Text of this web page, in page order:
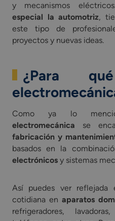
y mecanismos
especial la automotriz,
este tipo de
proyectos y nuevas ideas.
¿Para
Como ya lo
electromecánica se
fabricación y
basados en la
electrónicos y sistemas
Así puedes ver
cotidiana en aparatos
refrigeradores,